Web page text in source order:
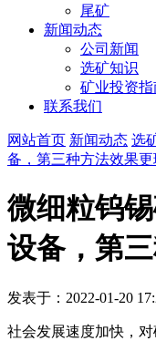
尾矿
新闻动态
公司新闻
选矿知识
矿业投资指
联系我们
网站首页 新闻动态 选
备，第三种方法效果更
微细粒钨
设备，第
发表于：2022-01-20
社会发展速度加快，